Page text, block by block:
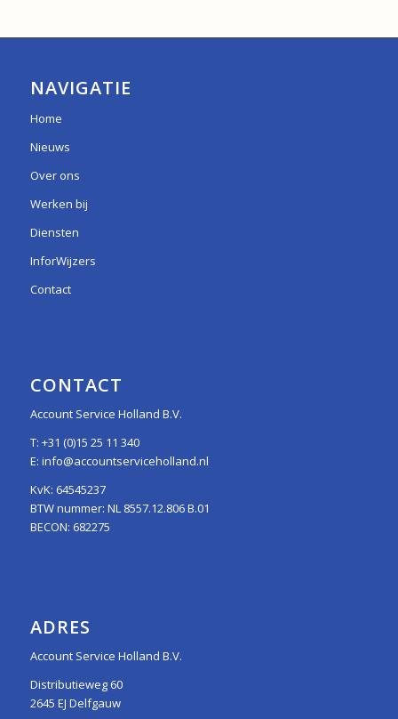
NAVIGATIE
Home
Nieuws
Over ons
Werken bij
Diensten
InforWijzers
Contact
CONTACT
Account Service Holland B.V.
T: +31 (0)15 25 11 340
E: info@accountserviceholland.nl
KvK: 64545237
BTW nummer: NL 8557.12.806 B.01
BECON: 682275
ADRES
Account Service Holland B.V.
Distributieweg 60
2645 EJ Delfgauw